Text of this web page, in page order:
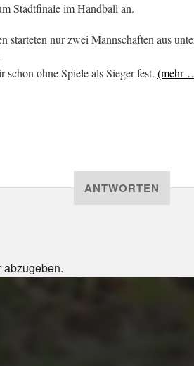
Stadtfinale im Handball an.
starteten nur zwei Mannschaften aus
schon ohne Spiele als Sieger fest. (mehr
ANTWORTEN
abzugeben.